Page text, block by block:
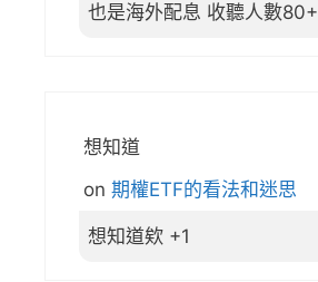
也是海外配息 收聽人數80+
想知道
on 期權ETF的看法和迷思
想知道欸 +1